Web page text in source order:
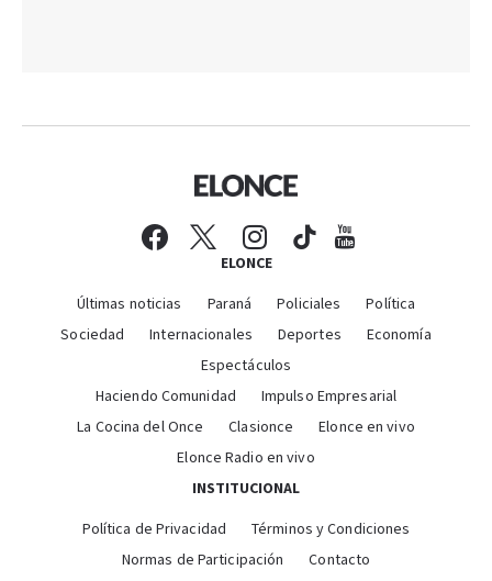
ELONCE
Últimas noticias Paraná Policiales
Política
Sociedad
Internacionales Deportes
Economía
Espectáculos
Haciendo Comunidad
Impulso Empresarial
La Cocina del Once
Clasionce
Elonce en vivo
Elonce Radio en vivo
INSTITUCIONAL
Política de Privacidad
Términos y Condiciones
Normas de Participación
Contacto